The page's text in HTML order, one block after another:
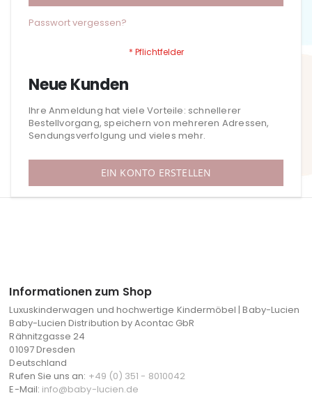
Passwort vergessen?
Neue Kunden
Ihre Anmeldung hat viele Vorteile: schnellerer
Bestellvorgang, speichern von mehreren Adressen,
Sendungsverfolgung und vieles mehr.
EIN KONTO ERSTELLEN
Informationen zum Shop
Luxuskinderwagen und hochwertige Kindermöbel | Baby-Lucien
Baby-Lucien Distribution by Acontac GbR
Rähnitzgasse 24
01097 Dresden
Deutschland
Rufen Sie uns an: +49 (0) 351 - 8010042
E-Mail: info@baby-lucien.de